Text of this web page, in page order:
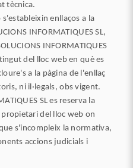
tècnica.
s'estableixin enllaços a la
INFORMATIQUES SL,
INFORMATIQUES
del lloc web en què es
a la pàgina de l'enllaç
ni il·legals, obs vigent.
SL es reserva la
del lloc web on
s'incompleix la normativa,
accions judicials i